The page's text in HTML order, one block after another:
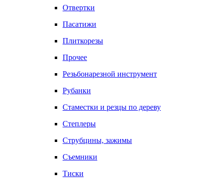
Отвертки
Пасатижи
Плиткорезы
Прочее
Резьбонарезной инструмент
Рубанки
Стаместки и резцы по дереву
Степлеры
Струбцины, зажимы
Съемники
Тиски